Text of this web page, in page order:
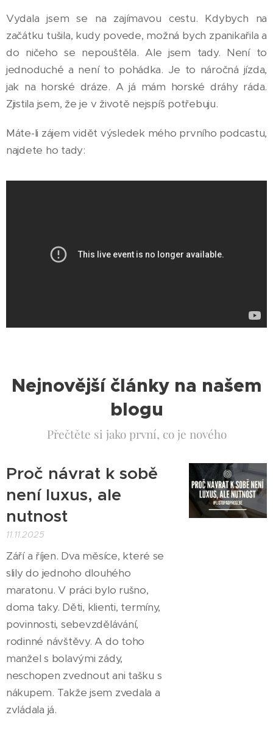
Vydala jsem se na zajímavou cestu. Kdybych na
začátku tušila, kudy povede, možná bych zpanikařila a
do ničeho se nepouštěla. Ale jsem tady. Není to
jednoduché a není to pohádka. Je to náročná jízda,
jak na horské dráze. A já mám horské dráhy ráda.
Zjistila jsem, že je v životě nejspíš potřebuju.
Máte-li zájem vidět výsledek mého prvního podcastu,
najdete ho tady:
Nejnovější články na našem
blogu
Přečtěte si jako první, co je nového
Proč návrat k sobě
není luxus, ale
nutnost
11.11.2025
Září a říjen. Dva měsíce, které se
slily do jednoho dlouhého
maratonu. V práci bylo rušno,
doma taky. Děti, klienti, termíny,
povinnosti, sebevzdělávání,
rodinné návštěvy. A do toho
manžel s bolavými zády,
neschopen zvednout ani tašku s
nákupem. Takže jsem zvedala a
zvládala já.